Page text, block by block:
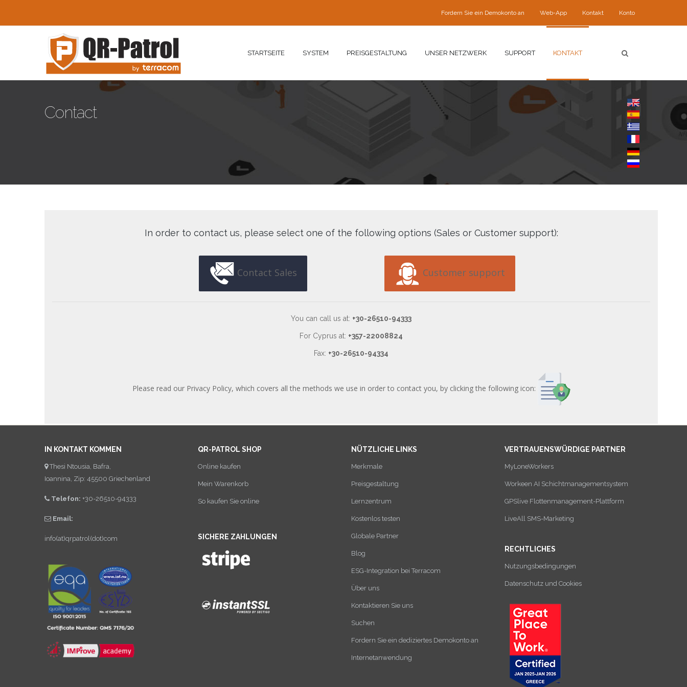
Fordern Sie ein Demokonto an Web-App Kontakt Konto
STARTSEITE SYSTEM PREISGESTALTUNG UNSER NETZWERK SUPPORT KONTAKT
Contact
In order to contact us, please select one of the following options (Sales or Customer support):
Contact Sales Customer support
You can call us at: +30-26510-94333
For Cyprus at: +357-22008824
Fax: +30-26510-94334
Please read our Privacy Policy, which covers all the methods we use in order to contact you, by clicking the following icon:
IN KONTAKT KOMMEN
Thesi Ntousia, Bafra,
Ioannina, Zip: 45500 Griechenland
Telefon: +30-26510-94333
Email:
info(at)qrpatrol(dot)com
QR-PATROL SHOP
Online kaufen
Mein Warenkorb
So kaufen Sie online
SICHERE ZAHLUNGEN
NÜTZLICHE LINKS
Merkmale
Preisgestaltung
Lernzentrum
Kostenlos testen
Globale Partner
Blog
ESG-Integration bei Terracom
Über uns
Kontaktieren Sie uns
Suchen
Fordern Sie ein dediziertes Demokonto an
Internetanwendung
VERTRAUENSWÜRDIGE PARTNER
MyLoneWorkers
Workeen AI Schichtmanagementsystem
GPSlive Flottenmanagement-Plattform
LiveAll SMS-Marketing
RECHTLICHES
Nutzungsbedingungen
Datenschutz und Cookies